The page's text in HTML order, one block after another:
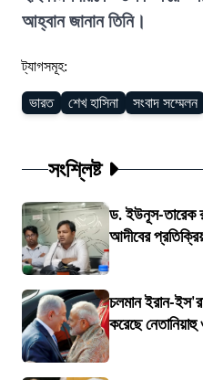
আহ্বান জানান তিনি।
ট্যাগসমূহ:
ভারত শেখ হাসিনা সংবাদ সম্মেলন
সংশ্লিষ্ট
ড. ইউনূস-তারেক
আদীবের
চলমান ইরান-
করেছে